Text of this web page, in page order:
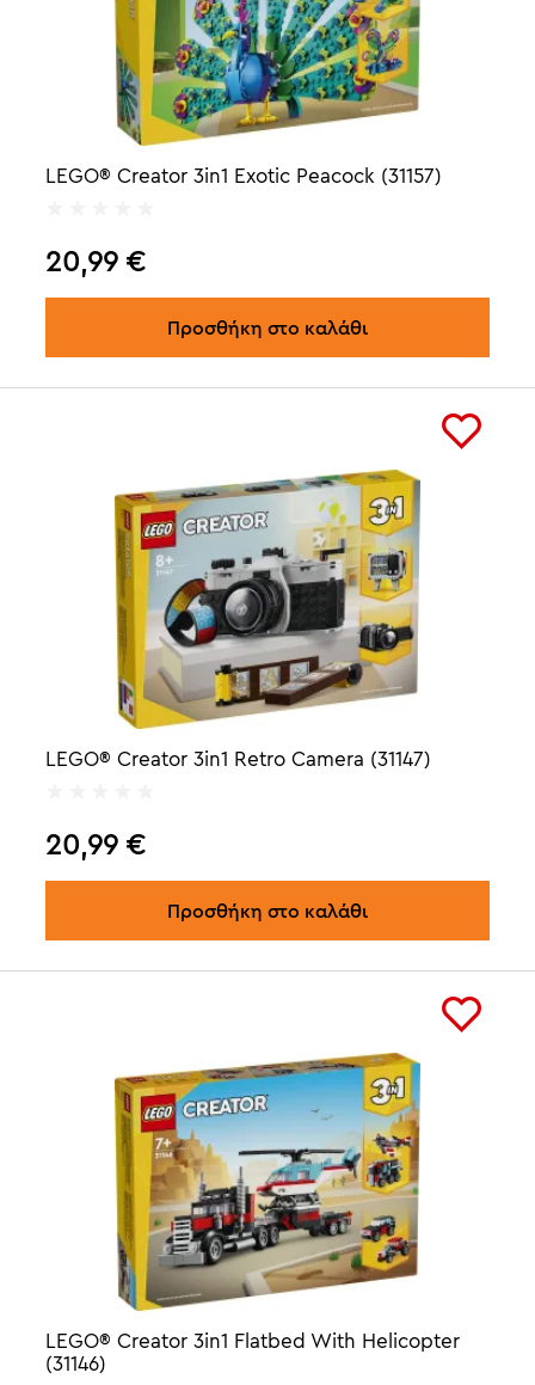
LEGO® Creator 3in1 Exotic Peacock (31157)
20,99 €
Προσθήκη στο καλάθι
LEGO® Creator 3in1 Retro Camera (31147)
20,99 €
Προσθήκη στο καλάθι
LEGO® Creator 3in1 Flatbed With Helicopter
(31146)